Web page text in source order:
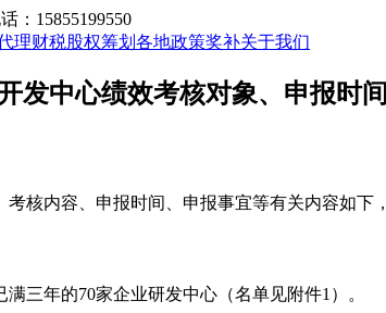
：15855199550
理财税股权筹划 各地政策奖补关于我们
发中心绩效考核对象、申报时
核内容、申报时间、申报事宜等有关内容如下
满三年的70家企业研发中心（名单见附件1）。